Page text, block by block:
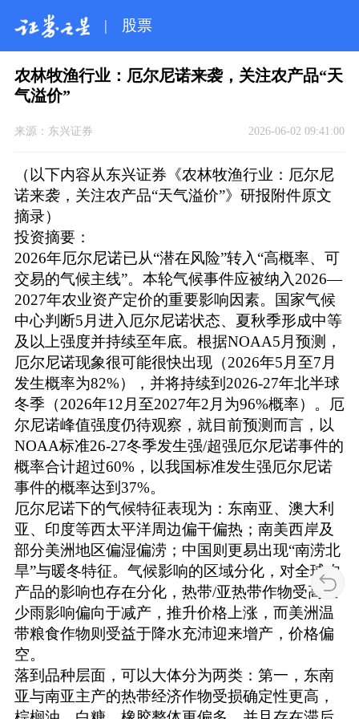
| 股票
农林牧渔行业：厄尔尼诺来袭，关注农产品“天
气溢价”
来源： 东兴证券 2026-06-02 09:41:00
（以下内容从东兴证券《农林牧渔行业：厄尔尼
诺来袭，关注农产品“天气溢价”》研报附件原文
摘录）
投资摘要：
2026年厄尔尼诺已从“潜在风险”转入“高概率、可
交易的气候主线”。本轮气候事件应被纳入2026—
2027年农业资产定价的重要影响因素。国家气候
中心判断5月进入厄尔尼诺状态、夏秋季形成中等
及以上强度并持续至年底。根据NOAA5月预测，
厄尔尼诺现象很可能很快出现（2026年5月至7月
发生概率为82%），并将持续到2026-27年北半球
冬季（2026年12月至2027年2月为96%概率）。厄
尔尼诺峰值强度仍待观察，就目前预测而言，以
NOAA标准26-27冬季发生强/超强厄尔尼诺事件的
概率合计超过60%，以我国标准发生强厄尔尼诺
事件的概率达到37%。
厄尔尼诺下的气候特征表现为：东南亚、澳大利
亚、印度等西太平洋周边偏干偏热；南美西岸及
部分美洲地区偏湿偏涝；中国则更易出现“南涝北
旱”与暖冬特征。气候影响的区域分化，对全球农
产品的影响也存在分化，热带/亚热带作物受高温
少雨影响偏向于减产，推升价格上涨，而美洲温
带粮食作物则受益于降水充沛迎来增产，价格偏
空。
落到品种层面，可以大体分为两类：第一，东南
亚与南亚主产的热带经济作物受损确定性更高，